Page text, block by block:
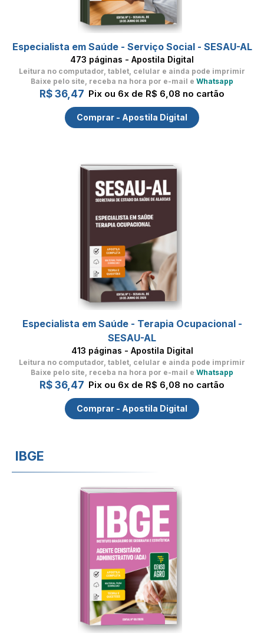
Especialista em Saúde - Serviço Social - SESAU-AL
473 páginas - Apostila Digital
Leitura no computador, tablet, celular e ainda pode imprimir
Baixe pelo site, receba na hora por e-mail e Whatsapp
R$ 36,47 Pix ou 6x de R$ 6,08 no cartão
Comprar - Apostila Digital
Especialista em Saúde - Terapia Ocupacional -
SESAU-AL
413 páginas - Apostila Digital
Leitura no computador, tablet, celular e ainda pode imprimir
Baixe pelo site, receba na hora por e-mail e Whatsapp
R$ 36,47 Pix ou 6x de R$ 6,08 no cartão
Comprar - Apostila Digital
IBGE